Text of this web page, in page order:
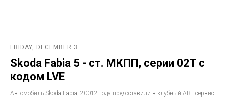
FRIDAY, DECEMBER 3
Skoda Fabia 5 - ст. МКПП, серии 02T с
кодом LVE
Автомобиль Skoda Fabia, 20012 года предоставили в клубный АВ - сервис